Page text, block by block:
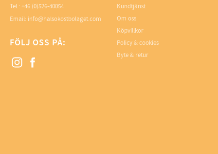
Tel.: +46 (0)526-40054
Email: info@halsokostbolaget.com
FÖLJ OSS PÅ:
Kundtjänst
Om oss
Köpvillkor
Policy & cookies
Byte & retur